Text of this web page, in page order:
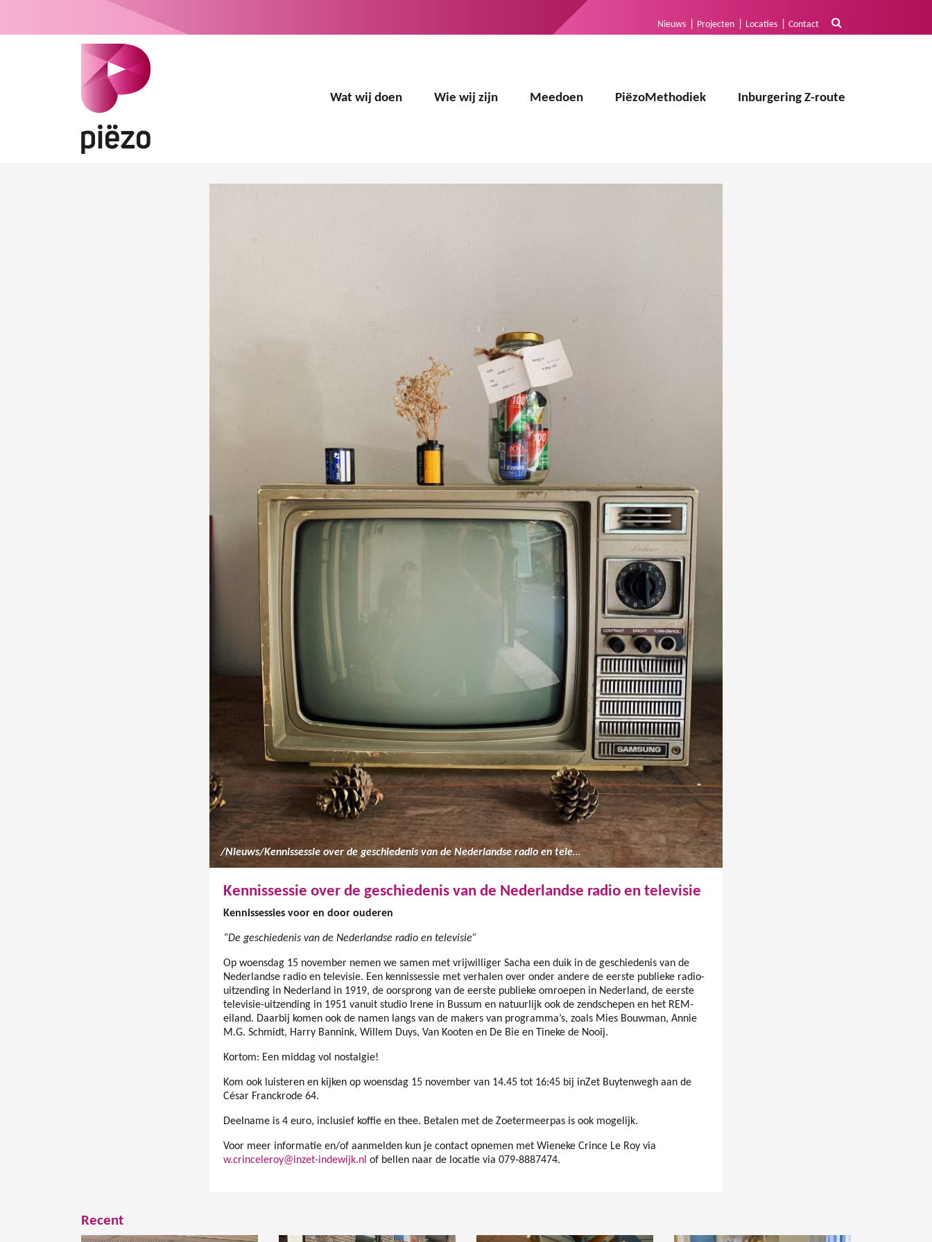
Nieuws Projecten Locaties Contact
Wat wij doen Wie wij zijn Meedoen PiëzoMethodiek Inburgering Z-route
/Nieuws/ Kennissessie over de geschiedenis van de Nederlandse radio en televisie
Kennissessie over de geschiedenis van de Nederlandse radio en televisie
Kennissessies voor en door ouderen
“De geschiedenis van de Nederlandse radio en televisie”
Op woensdag 15 november nemen we samen met vrijwilliger Sacha een duik in de geschiedenis van de
Nederlandse radio en televisie. Een kennissessie met verhalen over onder andere de eerste publieke radio-
uitzending in Nederland in 1919, de oorsprong van de eerste publieke omroepen in Nederland, de eerste
televisie-uitzending in 1951 vanuit studio Irene in Bussum en natuurlijk ook de zendschepen en het REM-
eiland. Daarbij komen ook de namen langs van de makers van programma’s, zoals Mies Bouwman, Annie
M.G. Schmidt, Harry Bannink, Willem Duys, Van Kooten en De Bie en Tineke de Nooij.
Kortom: Een middag vol nostalgie!
Kom ook luisteren en kijken op woensdag 15 november van 14.45 tot 16:45 bij inZet Buytenwegh aan de
César Franckrode 64.
Deelname is 4 euro, inclusief koffie en thee. Betalen met de Zoetermeerpas is ook mogelijk.
Voor meer informatie en/of aanmelden kun je contact opnemen met Wieneke Crince Le Roy via
w.crinceleroy@inzet-indewijk.nl of bellen naar de locatie via 079‑8887474.
Recent